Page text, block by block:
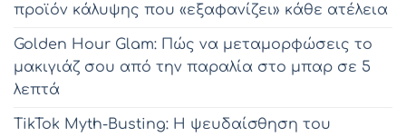
προϊόν κάλυψης που «εξαφανίζει» κάθε ατέλεια
Golden Hour Glam: Πώς να μεταμορφώσεις το
μακιγιάζ σου από την παραλία στο μπαρ σε 5
λεπτά
TikTok Myth-Busting: Η ψευδαίσθηση του